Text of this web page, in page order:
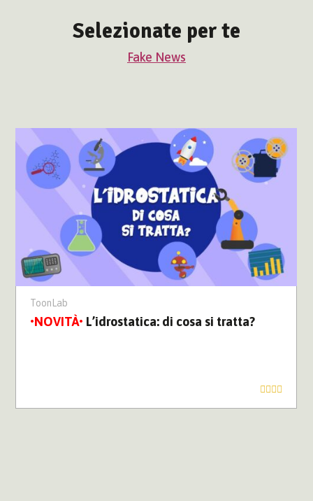
Selezionate per te
Fake News
L’idrostatica: di cosa si tratta?
ToonLab